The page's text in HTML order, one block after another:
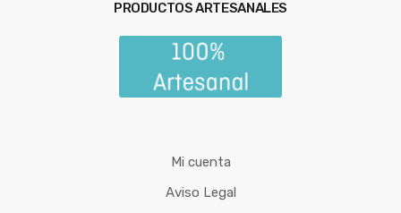
PRODUCTOS ARTESANALES
Mi cuenta
Aviso Legal